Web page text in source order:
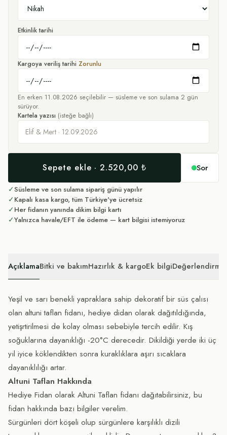
Etkinlik tarihi
Kargoya veriliş tarihi Zorunlu
En erken 11.08.2026 seçilebilir — süsleme ve son sulama 2 gün
sürüyor.
Kartela yazısı (isteğe bağlı)
Sepete ekle · 2.520,00 ₺ Sor
✓Süsleme ve son sulama sipariş günü yapılır
✓Kapalı kasa kargo, tüm Türkiye'ye ücretsiz
✓Her fidanın yanında dikim bilgi kartı
✓Yalnızca havale/EFT ile ödeme — kart bilgisi istemiyoruz
AçıklamaBitki ve bakımHazırlık & kargoEk bilgi
Yeşil ve sarı benekli yapraklara sahip dekoratif bir süs çalısı
olan altuni taflan fidanı, hediye didan olarak dağıtıldığında,
yetişrtirilmesi de kolay olması sebebiyle tercih edilir. Kış
soğuklarına dayanıklığı -20°C derecedir. Dikildiği yerde iki üç
yıl iyice köklendikten sonra kuraklıklara aşırı sıcaklara
dayanıklılığı artar.
Altuni Taflan Hakkında
Hediye Fidan olarak Altuni Taflan fidanı dağıtabilirsiniz, bu
fidan hakkında bazı bilgiler verelim.
Sürgünleri dört köşeli olup sürgünlere karşılıklı dizili